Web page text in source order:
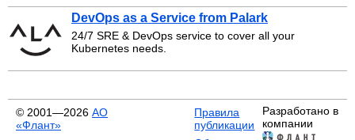
DevOps as a Service from Palark
24/7 SRE & DevOps service to cover all your
Kubernetes needs.
© 2001—2026 АО
«Флант»
Правила
публикации
Разработано в
компании